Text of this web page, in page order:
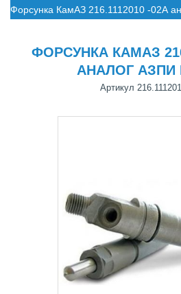
Форсунка КамАЗ 216.1112010 -02А
ФОРСУНКА КАМАЗ
АНАЛОГ АЗПИ
Артикул